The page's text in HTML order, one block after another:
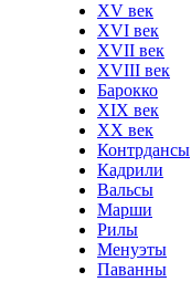
XV век
XVI век
XVII век
XVIII век
Барокко
XIX век
XX век
Контрдансы
Кадрили
Вальсы
Марши
Рилы
Менуэты
Паванны